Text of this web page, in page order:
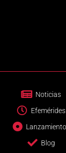
Noticias
Efemérides
Blog